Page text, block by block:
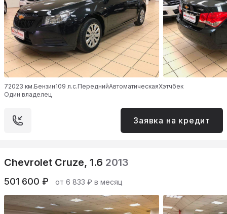
72023 км.Бензин109 л.с.ПереднийАвтоматическаяХэтчбек
Один владелец
Заявка на кредит
Chevrolet Cruze, 1.6 2013
501 600 ₽ от 6 833 ₽ в месяц